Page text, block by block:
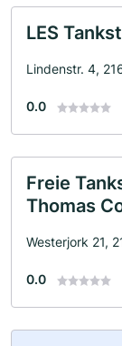
LES
Lindenstr. 4,
0.0
Freie
Thomas
Westerjork 21,
0.0